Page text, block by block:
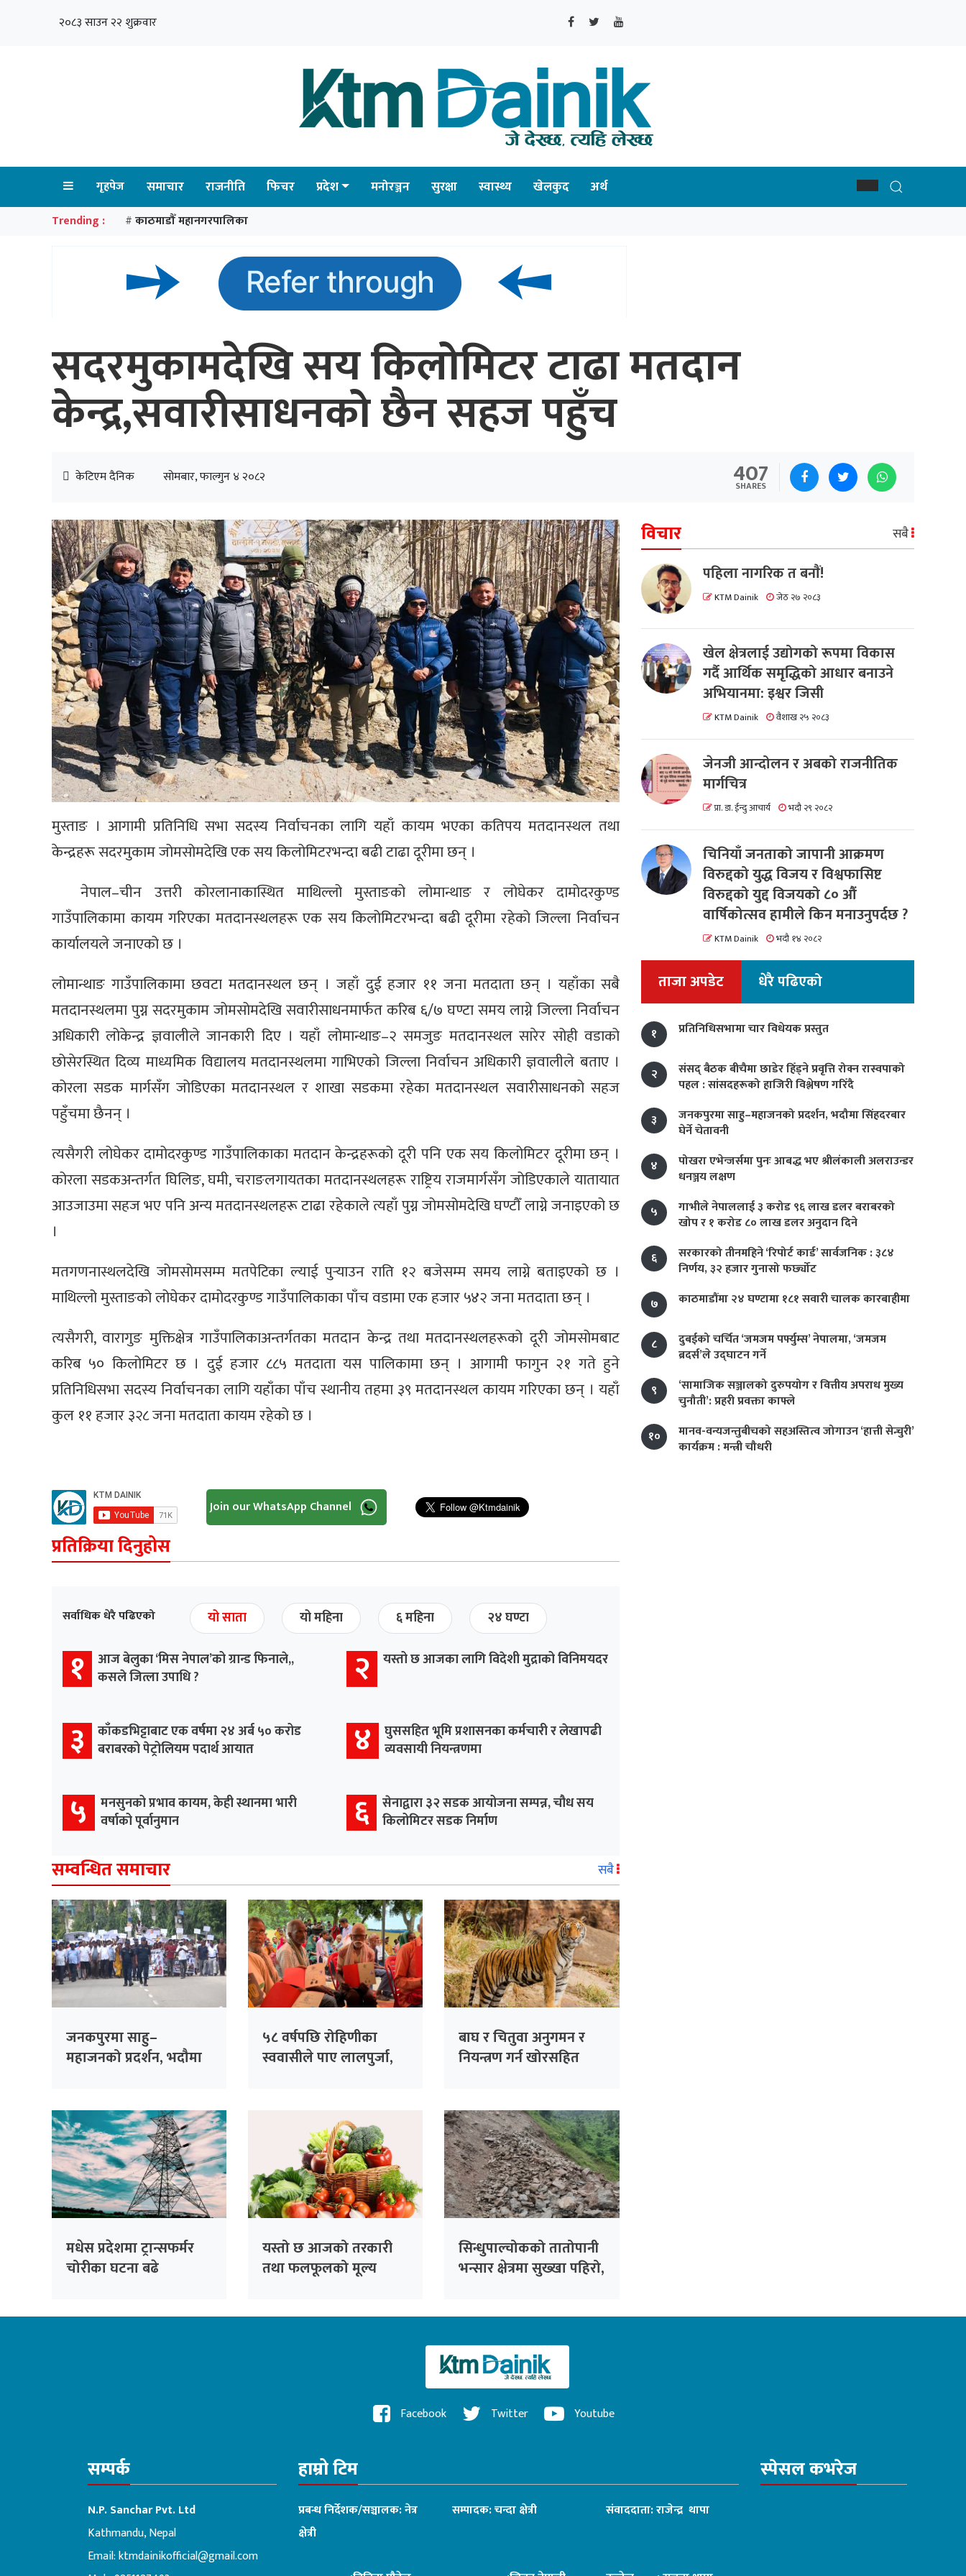
२०८३ साउन २२ शुक्रवार
गृहपेज समाचार राजनीति फिचर प्रदेश मनोरञ्जन सुरक्षा स्वास्थ्य खेलकुद अर्थ
Trending : # काठमाडौँ महानगरपालिका
सदरमुकामदेखि सय किलोमिटर टाढा मतदान
केन्द्र,सवारीसाधनको छैन सहज पहुँच
केटिएम दैनिक सोमबार, फाल्गुन ४ २०८२ 407
SHARES
मुस्ताङ । आगामी प्रतिनिधि सभा सदस्य निर्वाचनका लागि यहाँ कायम भएका कतिपय मतदानस्थल तथा
केन्द्रहरू सदरमुकाम जोमसोमदेखि एक सय किलोमिटरभन्दा बढी टाढा दूरीमा छन् ।
नेपाल–चीन उत्तरी कोरलानाकास्थित माथिल्लो मुस्ताङको लोमान्थाङ र लोघेकर दामोदरकुण्ड
गाउँपालिकामा कायम गरिएका मतदानस्थलहरू एक सय किलोमिटरभन्दा बढी दूरीमा रहेको जिल्ला निर्वाचन
कार्यालयले जनाएको छ ।
लोमान्थाङ गाउँपालिकामा छवटा मतदानस्थल छन् । जहाँ दुई हजार ११ जना मतदाता छन् । यहाँका सबै
मतदानस्थलमा पुग्न सदरमुकाम जोमसोमदेखि सवारीसाधनमार्फत करिब ६/७ घण्टा समय लाग्ने जिल्ला निर्वाचन
अधिकारी लोकेन्द्र ज्ञवालीले जानकारी दिए । यहाँ लोमान्थाङ–२ समजुङ मतदानस्थल सारेर सोही वडाको
छोसेरस्थित दिव्य माध्यमिक विद्यालय मतदानस्थलमा गाभिएको जिल्ला निर्वाचन अधिकारी ज्ञवालीले बताए ।
कोरला सडक मार्गसँग जोडिएका मतदानस्थल र शाखा सडकमा रहेका मतदानस्थल सवारीसाधनको सहज
पहुँचमा छैनन् ।
त्यसैगरी लोघेकर दामोदरकुण्ड गाउँपालिकाका मतदान केन्द्रहरूको दूरी पनि एक सय किलोमिटर दूरीमा छन् ।
कोरला सडकअन्तर्गत घिलिङ, घमी, चराङलगायतका मतदानस्थलहरू राष्ट्रिय राजमार्गसँग जोडिएकाले यातायात
आउजाउमा सहज भए पनि अन्य मतदानस्थलहरू टाढा रहेकाले त्यहाँ पुग्न जोमसोमदेखि घण्टौँ लाग्ने जनाइएको छ
।
मतगणनास्थलदेखि जोमसोमसम्म मतपेटिका ल्याई पुर्‍याउन राति १२ बजेसम्म समय लाग्ने बताइएको छ ।
माथिल्लो मुस्ताङको लोघेकर दामोदरकुण्ड गाउँपालिकाका पाँच वडामा एक हजार ५४२ जना मतदाता छन् ।
त्यसैगरी, वारागुङ मुक्तिक्षेत्र गाउँपालिकाअन्तर्गतका मतदान केन्द्र तथा मतदानस्थलहरूको दूरी जोमसोमबाट
करिब ५० किलोमिटर छ । दुई हजार ८८५ मतदाता यस पालिकामा छन् । आगामी फागुन २१ गते हुने
प्रतिनिधिसभा सदस्य निर्वाचनका लागि यहाँका पाँच स्थानीय तहमा ३९ मतदानस्थल कायम गरिएका छन् । यहाँ
कुल ११ हजार ३२८ जना मतदाता कायम रहेको छ ।
Join our WhatsApp Channel
प्रतिक्रिया दिनुहोस
सर्वाधिक धेरै पढिएको यो साता यो महिना ६ महिना २४ घण्टा
१
आज बेलुका ‘मिस नेपाल’को ग्रान्ड फिनाले,,
कसले जित्ला उपाधि ?
२ यस्तो छ आजका लागि विदेशी मुद्राको विनिमयदर
३
काँकडभिट्टाबाट एक वर्षमा २४ अर्ब ५० करोड
बराबरको पेट्रोलियम पदार्थ आयात
४
घुससहित भूमि प्रशासनका कर्मचारी र लेखापढी
व्यवसायी नियन्त्रणमा
५
मनसुनको प्रभाव कायम, केही स्थानमा भारी
वर्षाको पूर्वानुमान
६ सेनाद्वारा ३२ सडक आयोजना सम्पन्न, चौध सय
किलोमिटर सडक निर्माण
सम्वन्धित समाचार सबै
जनकपुरमा साहु–
महाजनको प्रदर्शन, भदौमा
५८ वर्षपछि रोहिणीका
स्ववासीले पाए लालपुर्जा,
बाघ र चितुवा अनुगमन र
नियन्त्रण गर्न खोरसहित
मधेस प्रदेशमा ट्रान्सफर्मर
चोरीका घटना बढे
यस्तो छ आजको तरकारी
तथा फलफूलको मूल्य
सिन्धुपाल्चोकको तातोपानी
भन्सार क्षेत्रमा सुख्खा पहिरो,
विचार सबै
पहिला नागरिक त बनाैं!
KTM Dainik जेठ २७ २०८३
खेल क्षेत्रलाई उद्योगको रूपमा विकास
गर्दै आर्थिक समृद्धिको आधार बनाउने
अभियानमा: इश्वर जिसी
KTM Dainik वैशाख २५ २०८३
जेनजी आन्दोलन र अबको राजनीतिक
मार्गचित्र
प्रा. डा. ईन्दु आचार्य भदौ २९ २०८२
चिनियाँ जनताको जापानी आक्रमण
विरुद्दको युद्ध विजय र विश्वफासिष्ट
विरुद्दको युद्द विजयको ८० औं
वार्षिकोत्सव हामीले किन मनाउनुपर्दछ ?
KTM Dainik भदौ १४ २०८२
ताजा अपडेट धेरै पढिएको
१ प्रतिनिधिसभामा चार विधेयक प्रस्तुत
२
संसद् बैठक बीचैमा छाडेर हिँड्ने प्रवृत्ति रोक्न रास्वपाको
पहल : सांसदहरूको हाजिरी विश्लेषण गरिँदै
३
जनकपुरमा साहु–महाजनको प्रदर्शन, भदौमा सिंहदरबार
घेर्ने चेतावनी
४
पोखरा एभेन्जर्समा पुनः आबद्ध भए श्रीलंकाली अलराउन्डर
धनञ्जय लक्षण
५
गाभीले नेपाललाई ३ करोड ९६ लाख डलर बराबरको
खोप र १ करोड ८० लाख डलर अनुदान दिने
६
सरकारको तीनमहिने ‘रिपोर्ट कार्ड’ सार्वजनिक : ३८४
निर्णय, ३२ हजार गुनासो फर्छ्योट
७
काठमाडौंमा २४ घण्टामा १८१ सवारी चालक कारबाहीमा
८
दुबईको चर्चित ‘जमजम पर्फ्युम्स’ नेपालमा, ‘जमजम
ब्रदर्स’ले उद्घाटन गर्ने
९
‘सामाजिक सञ्जालको दुरुपयोग र वित्तीय अपराध मुख्य
चुनौती’: प्रहरी प्रवक्ता काफ्ले
१०
मानव-वन्यजन्तुबीचको सहअस्तित्व जोगाउन ‘हात्ती सेन्चुरी’
कार्यक्रम : मन्त्री चौधरी
Facebook Twitter Youtube
सम्पर्क
N.P. Sanchar Pvt. Ltd
Kathmandu, Nepal
Email:ktmdainikofficial@gmail.com
हाम्रो टिम
प्रबन्ध निर्देशक/सञ्चालक: नेत्र
क्षेत्री
सम्पादक: चन्दा क्षेत्री संवाददाता: राजेन्द्र थापा
स्पेसल कभरेज